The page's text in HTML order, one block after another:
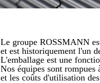
Le groupe ROSSMANN
et est historiquement l'un
L'emballage est une
Nos équipes sont
et les coûts d'utilisation